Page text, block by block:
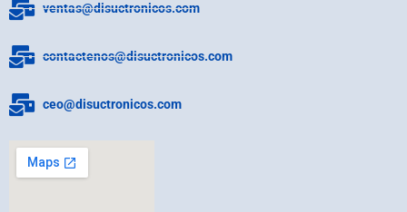
ventas@disuctronicos.com
contactenos@disuctronicos.com
ceo@disuctronicos.com